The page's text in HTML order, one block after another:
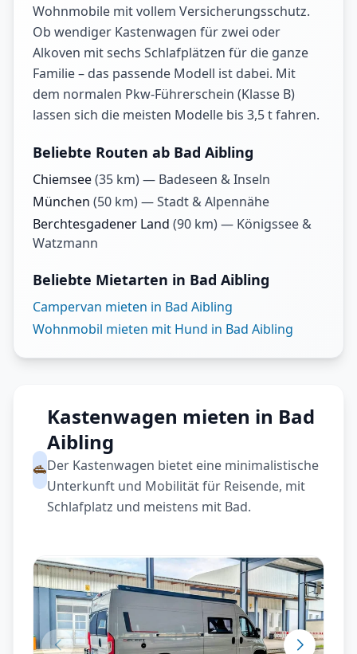
Wohnmobile mit vollem Versicherungsschutz.
Ob wendiger Kastenwagen für zwei oder
Alkoven mit sechs Schlafplätzen für die ganze
Familie – das passende Modell ist dabei. Mit
dem normalen Pkw-Führerschein (Klasse B)
lassen sich die meisten Modelle bis 3,5 t fahren.
Beliebte Routen ab Bad Aibling
Chiemsee(35 km) — Badeseen & Inseln
München (50 km) —Stadt & Alpennähe
Berchtesgadener Land (90 km) — Königssee &
Watzmann
Beliebte Mietarten in Bad Aibling
Campervan mieten in Bad Aibling
Wohnmobil mieten mit Hund in Bad Aibling
Kastenwagen mieten in Bad
Aibling
Der Kastenwagen bietet eine minimalistische
Unterkunft und Mobilität für Reisende, mit
Schlafplatz und meistens mit Bad.